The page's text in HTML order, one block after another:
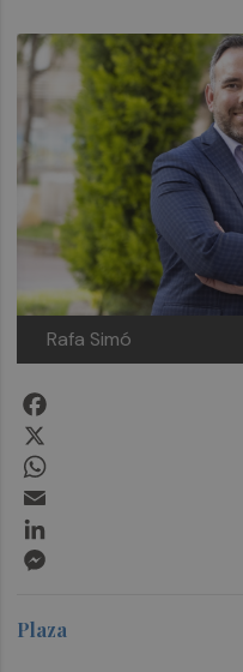
Rafa Simó
Plaza